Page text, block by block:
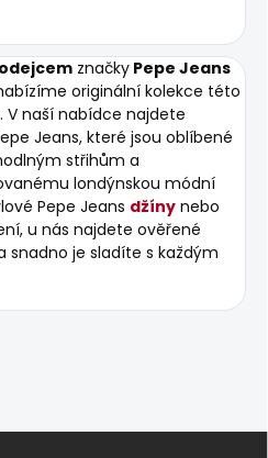
značky Pepe Jeans
originální kolekce této
V naší nabídce najdete
Jeans, které jsou oblíbené
střihům a
londýnskou módní
Pepe Jeans džíny nebo
u nás najdete ověřené
snadno je sladíte s každým